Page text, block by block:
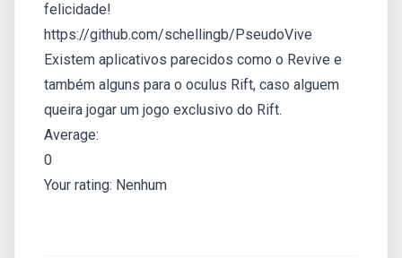
felicidade!
https://github.com/schellingb/PseudoVive
Existem aplicativos parecidos como o Revive e
também alguns para o oculus Rift, caso alguem
queira jogar um jogo exclusivo do Rift.
Average:
0
Your rating: Nenhum